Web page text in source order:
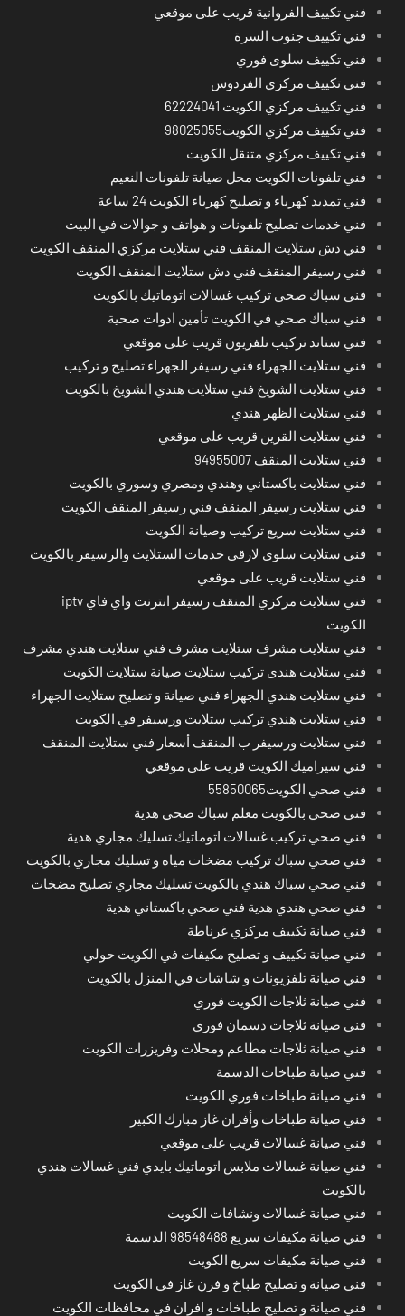
فني تكييف الفروانية قريب على موقعي
فني تكييف جنوب السرة
فني تكييف سلوى فوري
فني تكييف مركزي الفردوس
فني تكييف مركزي الكويت 62224041
فني تكييف مركزي الكويت98025055
فني تكييف مركزي متنقل الكويت
فني تلفونات الكويت محل صيانة تلفونات النعيم
فني تمديد كهرباء و تصليح كهرباء الكويت 24 ساعة
فني خدمات تصليح تلفونات و هواتف و جوالات في البيت
فني دش ستلايت المنقف فني ستلايت مركزي المنقف الكويت
فني رسيفر المنقف فني دش ستلايت المنقف الكويت
فني سباك صحي تركيب غسالات اتوماتيك بالكويت
فني سباك صحي في الكويت تأمين ادوات صحية
فني ستاند تركيب تلفزيون قريب على موقعي
فني ستلايت الجهراء فني رسيفر الجهراء تصليح و تركيب
فني ستلايت الشويخ فني ستلايت هندي الشويخ بالكويت
فني ستلايت الظهر هندي
فني ستلايت القرين قريب على موقعي
فني ستلايت المنقف 94955007
فني ستلايت باكستاني وهندي ومصري وسوري بالكويت
فني ستلايت رسيفر المنقف فني رسيفر المنقف الكويت
فني ستلايت سريع تركيب وصيانة الكويت
فني ستلايت سلوى لارقى خدمات الستلايت والرسيفر بالكويت
فني ستلايت قريب على موقعي
فني ستلايت مركزي المنقف رسيفر انترنت واي فاي iptv
الكويت
فني ستلايت مشرف ستلايت مشرف فني ستلايت هندي مشرف
فني ستلايت هندى تركيب ستلايت صيانة ستلايت الكويت
فني ستلايت هندي الجهراء فني صيانة و تصليح ستلايت الجهراء
فني ستلايت هندي تركيب ستلايت ورسيفر في الكويت
فني ستلايت ورسيفر ب المنقف أسعار فني ستلايت المنقف
فني سيراميك الكويت قريب على موقعي
فني صحي الكويت55850065
فني صحي بالكويت معلم سباك صحي هدية
فني صحي تركيب غسالات اتوماتيك تسليك مجاري هدية
فني صحي سباك تركيب مضخات مياه و تسليك مجاري بالكويت
فني صحي سباك هندي بالكويت تسليك مجاري تصليح مضخات
فني صحي هندي هدية فني صحي باكستاني هدية
فني صيانة تكييف مركزي غرناطة
فني صيانة تكييف و تصليح مكيفات في الكويت حولي
فني صيانة تلفزيونات و شاشات في المنزل بالكويت
فني صيانة ثلاجات الكويت فوري
فني صيانة ثلاجات دسمان فوري
فني صيانة ثلاجات مطاعم ومحلات وفريزرات الكويت
فني صيانة طباخات الدسمة
فني صيانة طباخات فوري الكويت
فني صيانة طباخات وأفران غاز مبارك الكبير
فني صيانة غسالات قريب على موقعي
فني صيانة غسالات ملابس اتوماتيك بايدي فني غسالات هندي
بالكويت
فني صيانة غسالات ونشافات الكويت
فني صيانة مكيفات سريع 98548488 الدسمة
فني صيانة مكيفات سريع الكويت
فني صيانة و تصليح طباخ و فرن غاز في الكويت
فني صيانة و تصليح طباخات و افران في محافظات الكويت